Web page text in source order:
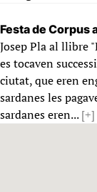
Festa de Corpus
Josep Pla al llibre
es tocaven
ciutat, que eren
sardanes les
sardanes eren...[+]